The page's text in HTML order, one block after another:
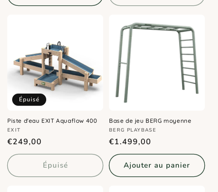
Épuisé
Piste d'eau EXIT Aquaflow 400
Distributeur :
EXIT
Prix
habituel
€249,00
Épuisé
Base de jeu BERG moyenne
Distributeur :
BERG PLAYBASE
Prix
habituel
€1.499,00
Ajouter au panier